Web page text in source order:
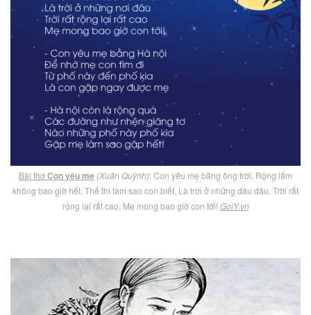
Bài thơCon yêu mẹ (Xuân Quỳnh): Con yêu mẹ bằng ông trời, Rộng lắm
không bao giờ hết. Thế thì làm sao con biết, Là trời ở những đâu đâu, Trời rất
rộng lại rất cao, Mẹ mong bao giờ con tới! GoiY.vn